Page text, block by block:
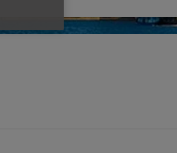
trovare offerte.